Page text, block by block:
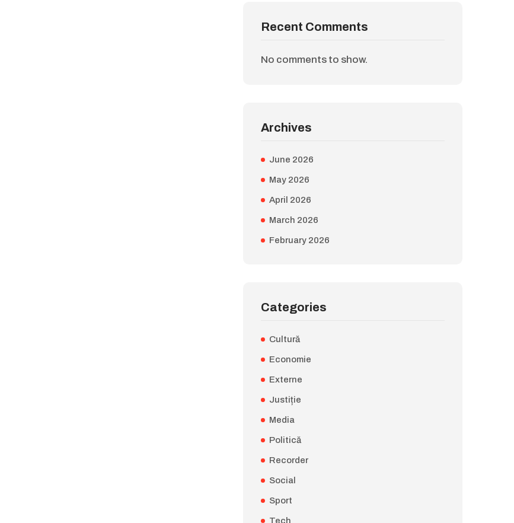
Recent Comments
No comments to show.
Archives
June 2026
May 2026
April 2026
March 2026
February 2026
Categories
Cultură
Economie
Externe
Justiție
Media
Politică
Recorder
Social
Sport
Tech